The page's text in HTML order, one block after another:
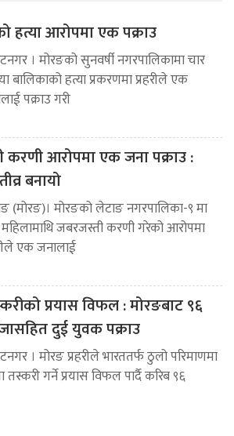
हत्या आरोपमा एक पक्राउ
। मोरङको सुनवर्षी नगरपालिकामा चार
बालिकाको हत्या प्रकरणमा प्रहरीले एक
पक्राउ गरी
करणी आरोपमा एक जना पक्राउ :
बनायो
(मोरङ)। मोरङको लेटाङ नगरपालिका-९ मा
जबरजस्ती करणी गरेको आरोपमा
एक जनालाई
प्रयास विफल : मोरङबाट ९६
दुई युवक पक्राउ
। मोरङ प्रहरीले भारततर्फ ठुलो परिमाणमा
तस्करी गर्ने प्रयास विफल पार्दै करिब ९६